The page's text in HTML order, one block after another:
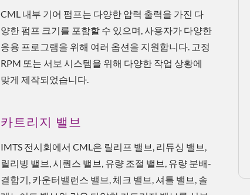
CML 내부 기어 펌프는 다양한 압력 출력을 가진 다
양한 펌프 크기를 포함할 수 있으며, 사용자가 다양한
응용 프로그램을 위해 여러 옵션을 지원합니다. 고정
RPM 또는 서보 시스템을 위해 다양한 작업 상황에
맞게 제작되었습니다.
카트리지 밸브
IMTS 전시회에서 CML은 릴리프 밸브, 리듀싱 밸브,
릴리빙 밸브, 시퀀스 밸브, 유량 조절 밸브, 유량 분배-
결합기, 카운터밸런스 밸브, 체크 밸브, 셔틀 밸브, 솔